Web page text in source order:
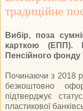
традиційне
Вибір, поза
карткою (ЕПП).
Пенсійного фонду
Починаючи з 2018
безкоштовно
підтверджує
пластикової